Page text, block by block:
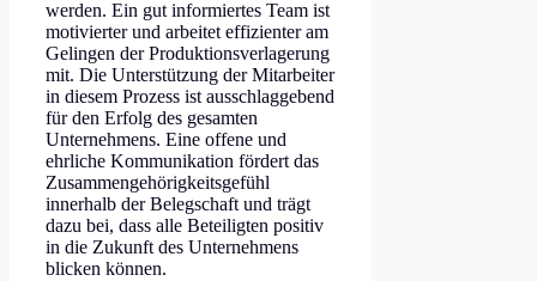
werden. Ein gut informiertes Team ist
motivierter und arbeitet effizienter am
Gelingen der Produktionsverlagerung
mit. Die Unterstützung der Mitarbeiter
in diesem Prozess ist ausschlaggebend
für den Erfolg des gesamten
Unternehmens. Eine offene und
ehrliche Kommunikation fördert das
Zusammengehörigkeitsgefühl
innerhalb der Belegschaft und trägt
dazu bei, dass alle Beteiligten positiv
in die Zukunft des Unternehmens
blicken können.